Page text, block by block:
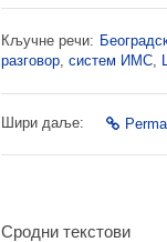
Кључне речи:
разговор, систем ИМС,
Шири даље:
Сродни текстови